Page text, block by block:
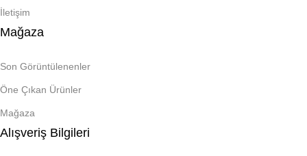
İletişim
Mağaza
Son Görüntülenenler
Öne Çıkan Ürünler
Mağaza
Alışveriş Bilgileri